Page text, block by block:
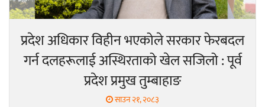
प्रदेश अधिकार विहीन भएकोले सरकार फेरबदल
गर्न दलहरूलाई अस्थिरताको खेल सजिलो : पूर्व
प्रदेश प्रमुख तुम्बाहाङ
साउन २१, २०८३